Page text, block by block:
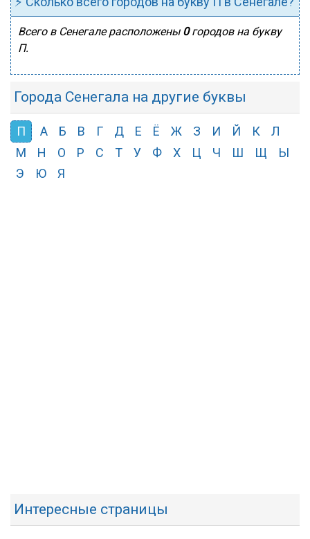
Всего в Сенегале расположены 0городов на букву
П.
Города Сенегала на другие буквы
П А Б В Г Д Е Ё Ж З И Й К
Л
М
Н О Р С Т У Ф Х Ц Ч Ш Щ
Ы
Э
Ю Я
Интересные страницы